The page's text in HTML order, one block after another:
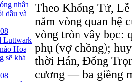
nhân
dầu và
Luttwark
Hoa
sẽ khá
Theo Khổng Tử,
năm vòng quan hệ
vòng tròn vây bọc:
phụ (vợ chồng);
thời Hán, Ðổng
cương — ba giềng